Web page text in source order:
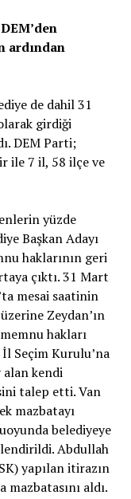
ardından
de dahil 31
girdiği
DEM Parti;
ile 7 il, 58 ilçe ve
yüzde
Başkan Adayı
haklarının geri
çıktı. 31 Mart
mesai saatinin
Zeydan’ın
hakları
Seçim Kurulu’na
alan kendi
talep etti. Van
mazbatayı
belediyeye
Abdullah
yapılan itirazın
mazbatasını aldı.